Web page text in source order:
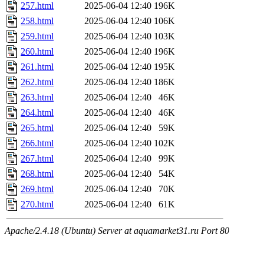
257.html
2025-06-04 12:40 196K
258.html
2025-06-04 12:40 106K
259.html
2025-06-04 12:40 103K
260.html
2025-06-04 12:40 196K
261.html
2025-06-04 12:40 195K
262.html
2025-06-04 12:40 186K
263.html
2025-06-04 12:40
46K
264.html
2025-06-04 12:40
46K
265.html
2025-06-04 12:40
59K
266.html
2025-06-04 12:40 102K
267.html
2025-06-04 12:40
99K
268.html
2025-06-04 12:40
54K
269.html
2025-06-04 12:40
70K
270.html
2025-06-04 12:40 61K
Apache/2.4.18 (Ubuntu) Server at aquamarket31.ru Port 80